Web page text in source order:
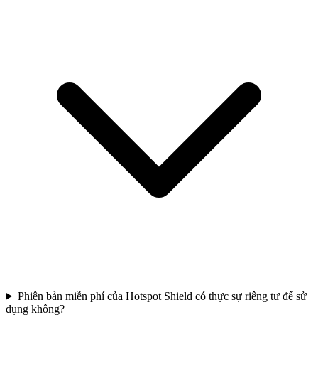
Phiên bản miễn phí của Hotspot Shield có thực sự riêng tư để sử
dụng không?